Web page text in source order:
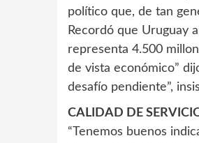
político que, de tan
Recordó que Uruguay
representa 4.500
de vista económico”
desafío pendiente”,
CALIDAD DE
“Tenemos buenos